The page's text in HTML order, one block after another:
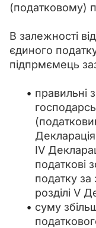
(податковому)
В залежності
єдиного
підпрмємець
правильні
ІV
податкові
податку за
розділі V
суму